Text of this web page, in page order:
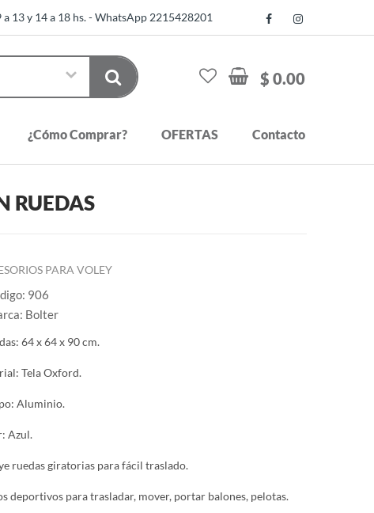
13 y 14 a 18 hs. - WhatsApp 2215428201
$ 0.00
¿Cómo Comprar? OFERTAS Contacto
RUEDAS
PARA VOLEY
906
Bolter
64 x 64 x 90 cm.
Tela Oxford.
Aluminio.
Azul.
ruedas giratorias para fácil traslado.
deportivos para trasladar, mover, portar balones, pelotas.